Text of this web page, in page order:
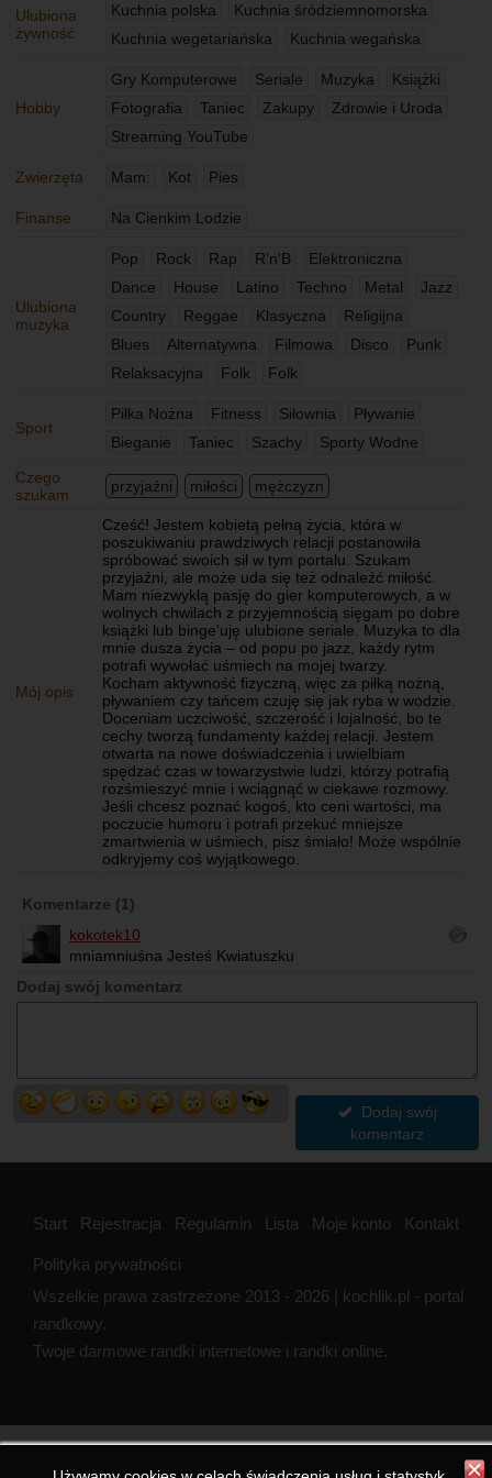
Ulubiona
żywność
Kuchnia polska
Kuchnia śródziemnomorska
Kuchnia wegetariańska
Kuchnia wegańska
Hobby
Gry Komputerowe Seriale Muzyka
Książki
Fotografia
Taniec Zakupy
Zdrowie i Uroda
Streaming YouTube
Zwierzęta Mam: Kot Pies
Finanse Na Cienkim Lodzie
Ulubiona
muzyka
Pop Rock Rap R'n'B
Elektroniczna
Dance
House Latino Techno Metal
Jazz
Country
Reggae Klasyczna
Religijna
Blues
Alternatywna Filmowa Disco
Punk
Relaksacyjna
Folk Folk
Sport
Piłka Nożna Fitness Siłownia
Pływanie
Bieganie
Taniec Szachy
Sporty Wodne
Czego
szukam
przyjaźni miłości mężczyzn
Mój opis
Cześć! Jestem kobietą pełną życia, która w
poszukiwaniu prawdziwych relacji postanowiła
spróbować swoich sił w tym portalu. Szukam
przyjaźni, ale może uda się też odnaleźć miłość.
Mam niezwykłą pasję do gier komputerowych, a w
wolnych chwilach z przyjemnością sięgam po dobre
książki lub binge'uję ulubione seriale. Muzyka to dla
mnie dusza życia – od popu po jazz, każdy rytm
potrafi wywołać uśmiech na mojej twarzy.
Kocham aktywność fizyczną, więc za piłką nożną,
pływaniem czy tańcem czuję się jak ryba w wodzie.
Doceniam uczciwość, szczerość i lojalność, bo te
cechy tworzą fundamenty każdej relacji. Jestem
otwarta na nowe doświadczenia i uwielbiam
spędzać czas w towarzystwie ludzi, którzy potrafią
rozśmieszyć mnie i wciągnąć w ciekawe rozmowy.
Jeśli chcesz poznać kogoś, kto ceni wartości, ma
poczucie humoru i potrafi przekuć mniejsze
zmartwienia w uśmiech, pisz śmiało! Może wspólnie
odkryjemy coś wyjątkowego.
Komentarze (1)
kokotek10
mniamniuśna Jesteś Kwiatuszku
Dodaj swój komentarz
Dodaj swój
komentarz
Start Rejestracja Regulamin Lista Moje konto Kontakt
Polityka prywatności
Wszelkie prawa zastrzeżone 2013 - 2026 | kochlik.pl - portal
randkowy.
Twoje darmowe randki internetowe i randki online.